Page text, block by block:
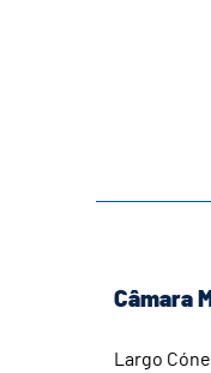
Câmara
Largo